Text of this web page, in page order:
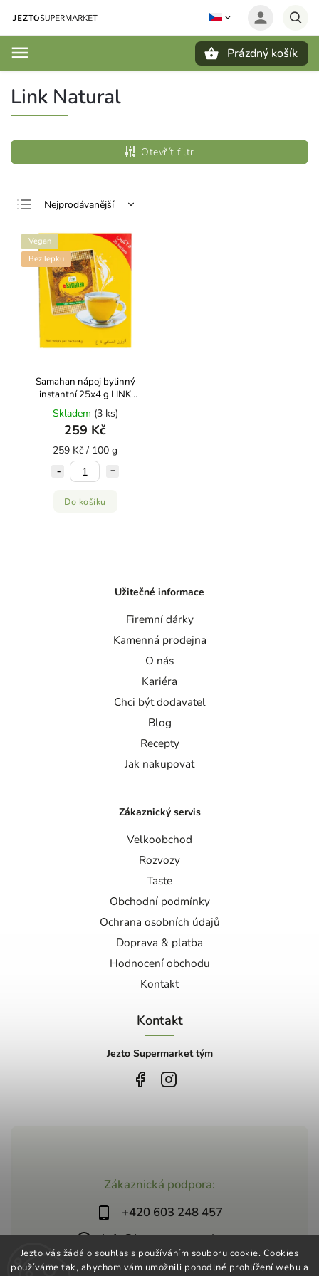
Jezto vás žádá o souhlas s používáním souboru cookie. Cookies
používáme tak, abychom vám umožnili pohodlné prohlížení webu a
Prázdný košík
Link Natural
Otevřít filtr
Nejprodávanější
Nejdražší
Abecedně
Vegan
Bez lepku
Samahan nápoj bylinný
instantní 25x4 g LINK
NATURAL
Skladem (3 ks)
259 Kč
259 Kč / 100 g
Do košíku
Zákaznická podpora:
+420 603 248 457
info@jeztosupermarket.cz
Užitečné informace
Firemní dárky
Kamenná prodejna
O nás
Kariéra
Chci být dodavatel
Blog
Recepty
Jak nakupovat
Zákaznický servis
Velkoobchod
Rozvozy
Taste
Obchodní podmínky
Ochrana osobních údajů
Doprava & platba
Hodnocení obchodu
Kontakt
Kontakt
Jezto Supermarket tým